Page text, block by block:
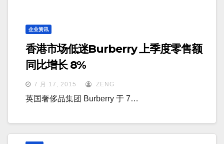
企业资讯
香港市场低迷Burberry 上季度零售额
同比增长 8%
7 月 17, 2015 ZENG
英国奢侈品集团 Burberry 于 7…